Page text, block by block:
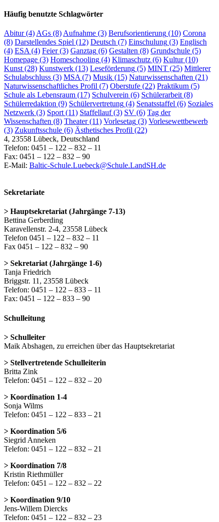
Häufig benutzte Schlagwörter
Abitur(4) AGs (8) Aufnahme (3) Berufsorientierung (10) Corona
(8) Darstellendes Spiel (12) Deutsch (7) Einschulung (3) Englisch
(4) ESA (4) Feier(3) Ganztag (6) Gestalten (8) Grundschule (5)
Homepage (3) Homeschooling (4) Klimaschutz (6) Kultur(10)
Kunst (28) Kunstwerk (13) Leseförderung (5) MINT (25) Mittlerer
Schulabschluss (3) MSA (7) Musik (15) Naturwissenschaften (21)
Naturwissenschaftliches Profil (7) Oberstufe (22) Praktikum (5)
Schule als Lebensraum (17) Schulverein (6) Schülerarbeit (8)
Schülerredaktion (9) Schülervertretung (4) Senatsstaffel (6) Soziales
Netzwerk (3) Sport (11) Staffellauf(3) SV (6) Tag der
Wissenschaften (8) Theater(11) Vorlesetag (3) Vorlesewettbewerb
(3) Zukunftsschule (6) Ästhetisches Profil (22)
4, 23558 Lübeck, Deutschland
Telefon: 0451 – 122 – 832 – 11
Fax: 0451 – 122 – 832 – 90
E-Mail: Baltic-Schule.Luebeck@Schule.LandSH.de
Sekretariate
> Hauptsekretariat (Jahrgänge 7-13)
Bettina Gerberding
Karavellenstr. 2-4, 23558 Lübeck
Telefon 0451 – 122 – 832 – 11
Fax 0451 – 122 – 832 – 90
> Sekretariat (Jahrgänge 1-6)
Tanja Friedrich
Briggstr. 11, 23558 Lübeck
Telefon: 0451 – 122 – 833 – 11
Fax: 0451 – 122 – 833 – 90
Schulleitung
> Schulleiter
Maik Abshagen, zu erreichen über das Hauptsekretariat
> Stellvertretende Schulleiterin
Britta Zink
Telefon: 0451 – 122 – 832 – 20
> Koordination 1-4
Sonja Wilms
Telefon: 0451 – 122 – 833 – 21
> Koordination 5/6
Siegrid Anneken
Telefon: 0451 – 122 – 832 – 21
> Koordination 7/8
Kristin Riethmüller
Telefon: 0451 – 122 – 832 – 22
> Koordination 9/10
Jens-Willem Diercks
Telefon: 0451 – 122 – 832 – 23